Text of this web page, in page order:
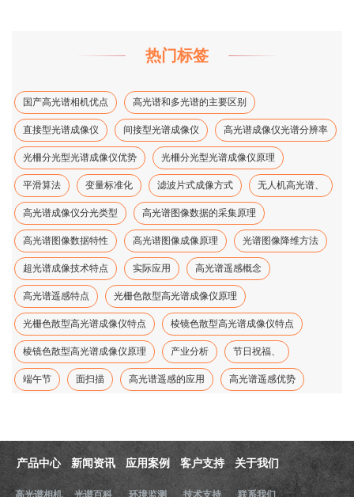
热门标签
国产高光谱相机优点 高光谱和多光谱的主要区别
直接型光谱成像仪 间接型光谱成像仪 高光谱成像仪光谱分辨率
光柵分光型光谱成像仪优势 光柵分光型光谱成像仪原理
平滑算法 变量标准化 滤波片式成像方式 无人机高光谱、
高光谱成像仪分光类型 高光谱图像数据的采集原理
高光谱图像数据特性 高光谱图像成像原理 光谱图像降维方法
超光谱成像技术特点 实际应用 高光谱遥感概念
高光谱遥感特点 光栅色散型高光谱成像仪原理
光栅色散型高光谱成像仪特点 棱镜色散型高光谱成像仪特点
棱镜色散型高光谱成像仪原理 产业分析 节日祝福、
端午节 面扫描 高光谱遥感的应用 高光谱遥感优势
产品中心
高光谱相机
新闻资讯
光谱百科
应用案例
环境监测
客户支持
技术支持
关于我们
联系我们